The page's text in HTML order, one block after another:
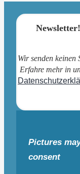
Newsletter!
Wir senden keinen
Erfahre mehr in
Pictures
consent